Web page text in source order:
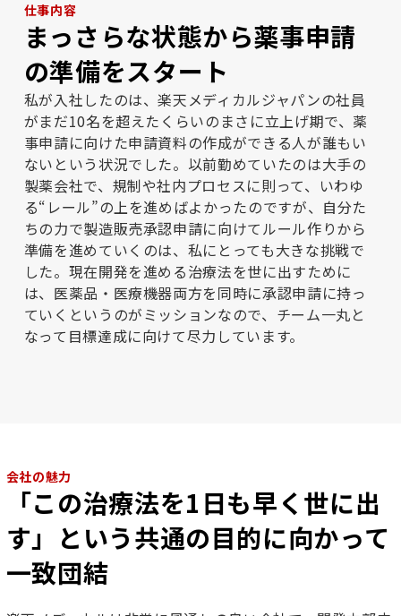
仕事内容
まっさらな状態から薬事申請
の準備をスタート
私が入社したのは、楽天メディカルジャパンの社員
がまだ10名を超えたくらいのまさに立上げ期で、薬
事申請に向けた申請資料の作成ができる人が誰もい
ないという状況でした。以前勤めていたのは大手の
製薬会社で、規制や社内プロセスに則って、いわゆ
る“レール”の上を進めばよかったのですが、自分た
ちの力で製造販売承認申請に向けてルール作りから
準備を進めていくのは、私にとっても大きな挑戦で
した。現在開発を進める治療法を世に出すために
は、医薬品・医療機器両方を同時に承認申請に持っ
ていくというのがミッションなので、チーム一丸と
なって目標達成に向けて尽力しています。
会社の魅力
「この治療法を1日も早く世に出
す」という共通の目的に向かって
一致団結